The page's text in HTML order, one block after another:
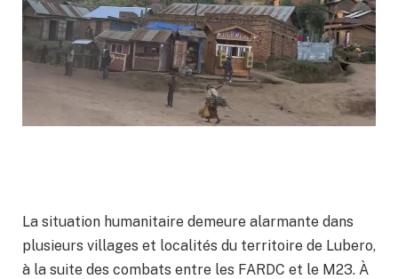
La situation humanitaire demeure alarmante dans
plusieurs villages et localités du territoire de Lubero,
à la suite des combats entre les FARDC et le M23. À